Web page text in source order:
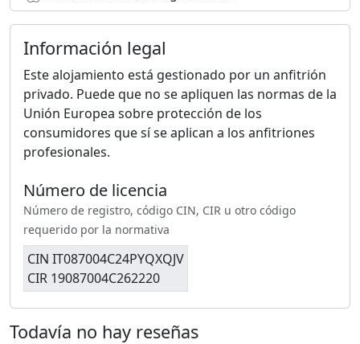
Información legal
Este alojamiento está gestionado por un anfitrión
privado. Puede que no se apliquen las normas de la
Unión Europea sobre protección de los
consumidores que sí se aplican a los anfitriones
profesionales.
Número de licencia
Número de registro, código CIN, CIR u otro código
requerido por la normativa
CIN IT087004C24PYQXQJV
CIR 19087004C262220
Todavía no hay reseñas